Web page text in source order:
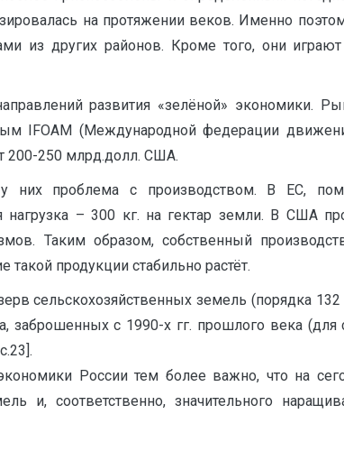
на протяжении веков. Именно
из других районов. Кроме того, они
развития «зелёной» экономики.
IFOAM (Международной федерации
200-250 млрд.долл. США.
проблема с производством. В ЕС,
– 300 кг. на гектар земли. В США
Таким образом, собственный
продукции стабильно растёт.
сельскохозяйственных земель (порядка
заброшенных с 1990-х гг. прошлого века (для
России тем более важно, что на
и, соответственно, значительного